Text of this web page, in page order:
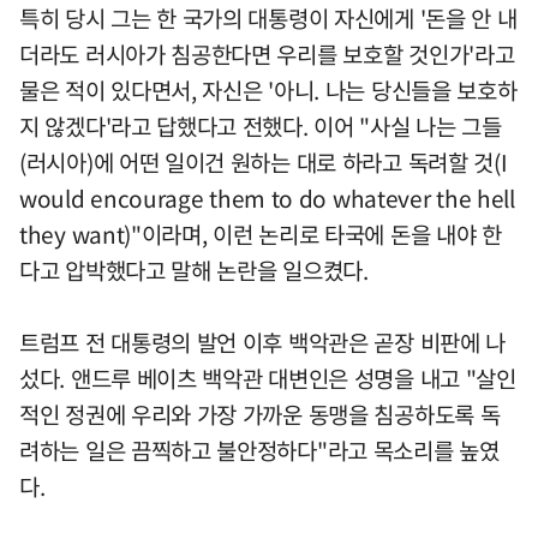
특히 당시 그는 한 국가의 대통령이 자신에게 '돈을 안 내
더라도 러시아가 침공한다면 우리를 보호할 것인가'라고
물은 적이 있다면서, 자신은 '아니. 나는 당신들을 보호하
지 않겠다'라고 답했다고 전했다. 이어 "사실 나는 그들
(러시아)에 어떤 일이건 원하는 대로 하라고 독려할 것(I
would encourage them to do whatever the hell
they want)"이라며, 이런 논리로 타국에 돈을 내야 한
다고 압박했다고 말해 논란을 일으켰다.
트럼프 전 대통령의 발언 이후 백악관은 곧장 비판에 나
섰다. 앤드루 베이츠 백악관 대변인은 성명을 내고 "살인
적인 정권에 우리와 가장 가까운 동맹을 침공하도록 독
려하는 일은 끔찍하고 불안정하다"라고 목소리를 높였
다.